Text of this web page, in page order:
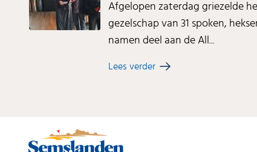
Afgelopen zaterdag griezelde
gezelschap van 31 spoken,
namen deel aan de All...
Lees verder